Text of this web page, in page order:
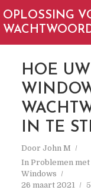
OPLOSSING
HOE
IN TE
Door John M
In Problemen
Windows
26 maart 2021